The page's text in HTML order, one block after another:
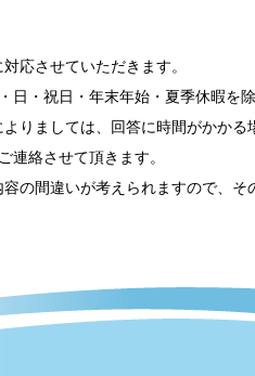
応させていただきます。
日・祝日・年末年始・夏季休暇を
りましては、回答に時間がかかる
連絡させて頂きます。
の間違いが考えられますので、